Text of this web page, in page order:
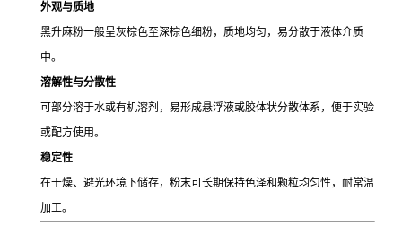
外观与质地
黑升麻粉一般呈灰棕色至深棕色细粉，质地均匀，易分散于液体介质
中。
溶解性与分散性
可部分溶于水或有机溶剂，易形成悬浮液或胶体状分散体系，便于实验
或配方使用。
稳定性
在干燥、避光环境下储存，粉末可长期保持色泽和颗粒均匀性，耐常温
加工。